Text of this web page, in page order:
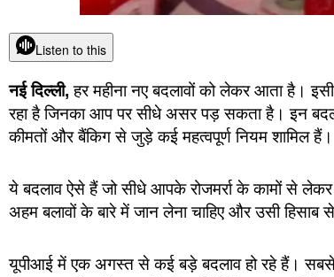
Listen to this
नई दिल्ली, हर महीना नए बदलावों को लेकर आता है।
रहा है जिनका आप पर सीधे असर पड़ सकता है। इन
कीमतों और बैंकिग से जुड़े कई महत्वपूर्ण नियम शामिल हैं।
ये बदलाव ऐसे हैं जो सीधे आपके रोजमर्रा के कामों से
अहम बलावों के बारे में जान लेना चाहिए और उसी हिसाब
यूपीआई में एक अगस्त से कई बड़े बदलाव हो रहे हैं।